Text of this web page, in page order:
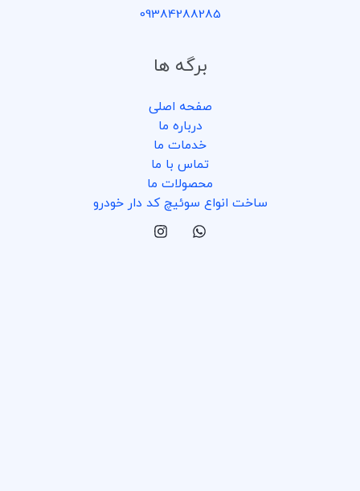
09384288285
برگه ها
صفحه اصلی
درباره ما
خدمات ما
تماس با ما
محصولات ما
ساخت انواع سوئیچ کد دار خودرو